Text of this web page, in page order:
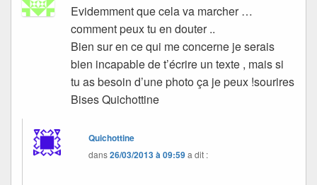
Evidemment que cela va marcher …
comment peux tu en douter ..
Bien sur en ce qui me concerne je serais
bien incapable de t’écrire un texte , mais si
tu as besoin d’une photo ça je peux !sourires
Bises Quichottine
Quichottine
dans26/03/2013 à 09:59a dit :